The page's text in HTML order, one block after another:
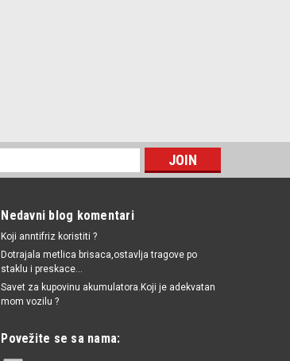
Nedavni blog komentari
Koji anntifriz koristiti ?
Dotrajala metlica brisaca,ostavlja tragove po
staklu i preskace...
Savet za kupovinu akumulatora.Koji je adekvatan
mom vozilu ?
Povežite se sa nama: